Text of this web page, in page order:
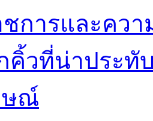
ชการและคว
คิ้วที่น่าประทั
ษณ์